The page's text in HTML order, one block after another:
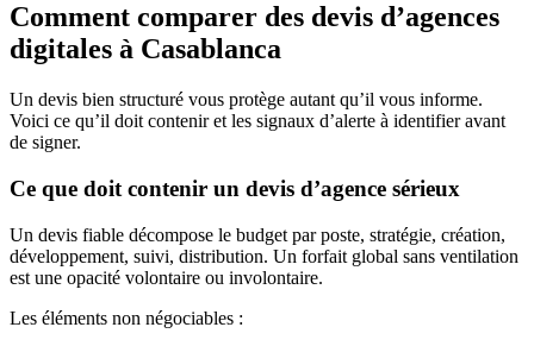
Comment comparer des devis d’agences
digitales à Casablanca
Un devis bien structuré vous protège autant qu’il vous informe.
Voici ce qu’il doit contenir et les signaux d’alerte à identifier avant
de signer.
Ce que doit contenir un devis d’agence sérieux
Un devis fiable décompose le budget par poste, stratégie, création,
développement, suivi, distribution. Un forfait global sans ventilation
est une opacité volontaire ou involontaire.
Les éléments non négociables :